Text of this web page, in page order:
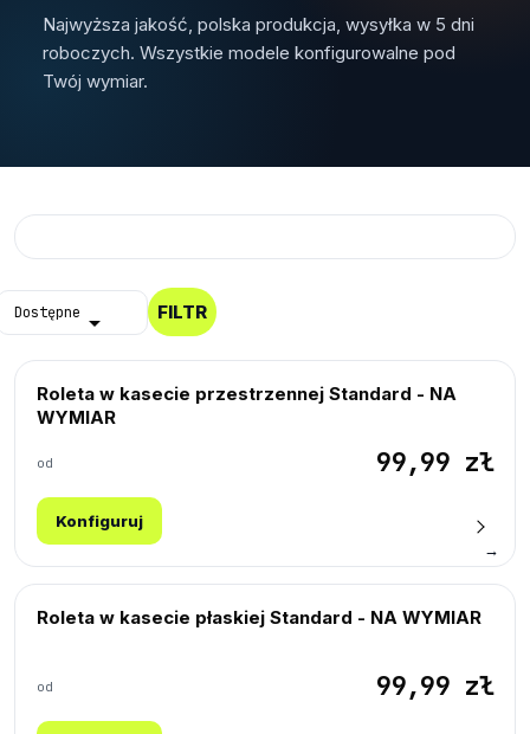
Rolety Thermo
Moskitiery
Próbki Darmowe
Najwyższa jakość, polska produkcja, wysyłka w 5 dni
roboczych. Wszystkie modele konfigurowalne pod
Twój wymiar.
Dostępne  FILTR
Roleta w kasecie przestrzennej Standard - NA
WYMIAR
od 99,99 zł
Konfiguruj
→
Roleta w kasecie płaskiej Standard - NA WYMIAR
od 99,99 zł